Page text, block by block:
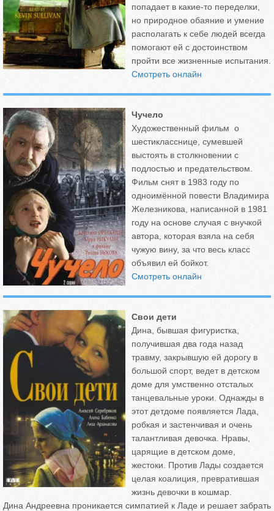
попадает в какие-то переделки,
но природное обаяние и умение
располагать к себе людей всегда
помогают ей с достоинством
пройти все жизненные испытания.
Смотреть онлайн
Чучело
Художественный фильм о
шестикласснице, сумевшей
выстоять в столкновении с
подлостью и предательством.
Фильм снят в 1983 году по
одноимённой повести Владимира
Железникова, написанной в 1981
году на основе случая с внучкой
автора, которая взяла на себя
чужую вину, за что весь класс
объявил ей бойкот.
Смотреть онлайн
Свои дети
Дина, бывшая фигуристка,
получившая два года назад
травму, закрывшую ей дорогу в
большой спорт, ведет в детском
доме для умственно отсталых
танцевальные уроки. Однажды в
этот детдоме появляется Лада,
робкая и застенчивая и очень
талантливая девочка. Нравы,
царящие в детском доме,
жестоки. Против Лады создается
целая коалиция, превратившая
жизнь девочки в кошмар.
Дина Андреевна проникается симпатией к Ладе и решает забрать